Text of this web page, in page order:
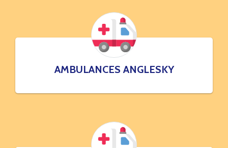
AMBULANCES ANGLESKY